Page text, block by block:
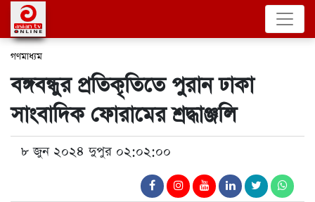
গণমাধ্যম
বঙ্গবন্ধুর প্রতিকৃতিতে পুরান ঢাকা
সাংবাদিক ফোরামের শ্রদ্ধাঞ্জলি
৮ জুন ২০২৪ দুপুর ০২:০২:০০